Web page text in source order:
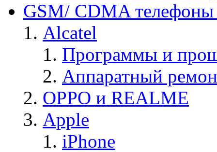
GSM/ CDMA
Alcatel
Программы и
Аппаратный
OPPO и REALME
Apple
iPhone